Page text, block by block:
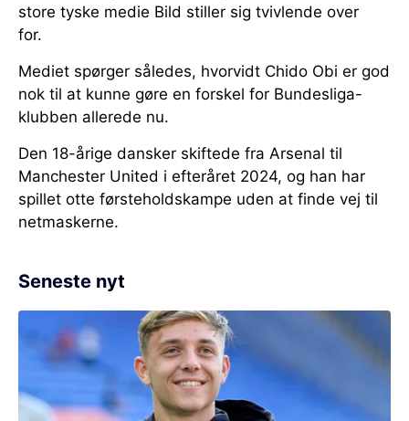
store tyske medie Bild stiller sig tvivlende over
for.
Mediet spørger således, hvorvidt Chido Obi er god
nok til at kunne gøre en forskel for Bundesliga-
klubben allerede nu.
Den 18-årige dansker skiftede fra Arsenal til
Manchester United i efteråret 2024, og han har
spillet otte førsteholdskampe uden at finde vej til
netmaskerne.
Seneste nyt